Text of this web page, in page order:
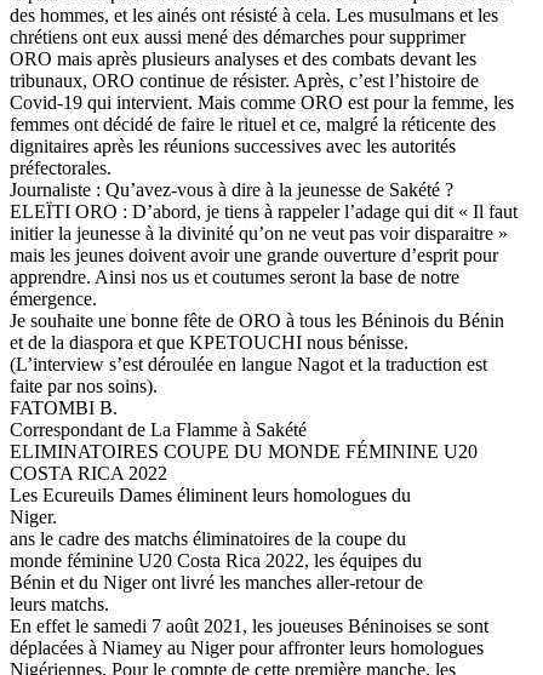
des hommes, et les ainés ont résisté à cela. Les musulmans et les
chrétiens ont eux aussi mené des démarches pour supprimer
ORO mais après plusieurs analyses et des combats devant les
tribunaux, ORO continue de résister. Après, c’est l’histoire de
Covid-19 qui intervient. Mais comme ORO est pour la femme, les
femmes ont décidé de faire le rituel et ce, malgré la réticente des
dignitaires après les réunions successives avec les autorités
préfectorales.
Journaliste : Qu’avez-vous à dire à la jeunesse de Sakété ?
ELEÏTI ORO : D’abord, je tiens à rappeler l’adage qui dit « Il faut
initier la jeunesse à la divinité qu’on ne veut pas voir disparaitre »
mais les jeunes doivent avoir une grande ouverture d’esprit pour
apprendre. Ainsi nos us et coutumes seront la base de notre
émergence.
Je souhaite une bonne fête de ORO à tous les Béninois du Bénin
et de la diaspora et que KPETOUCHI nous bénisse.
(L’interview s’est déroulée en langue Nagot et la traduction est
faite par nos soins).
FATOMBI B.
Correspondant de La Flamme à Sakété
ELIMINATOIRES COUPE DU MONDE FÉMININE U20
COSTA RICA 2022
Les Ecureuils Dames éliminent leurs homologues du
Niger.
ans le cadre des matchs éliminatoires de la coupe du
monde féminine U20 Costa Rica 2022, les équipes du
Bénin et du Niger ont livré les manches aller-retour de
leurs matchs.
En effet le samedi 7 août 2021, les joueuses Béninoises se sont
déplacées à Niamey au Niger pour affronter leurs homologues
Nigériennes. Pour le compte de cette première manche, les